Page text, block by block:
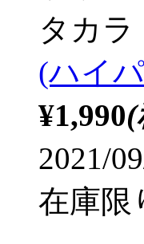
タカラ
(ハイ
¥1,990
2021/
在庫限